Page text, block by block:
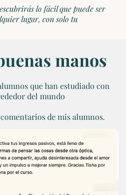
lo fácil que puede ser
lugar, con solo tu
manos
que han estudiado con
del mundo
de mis alumnos.